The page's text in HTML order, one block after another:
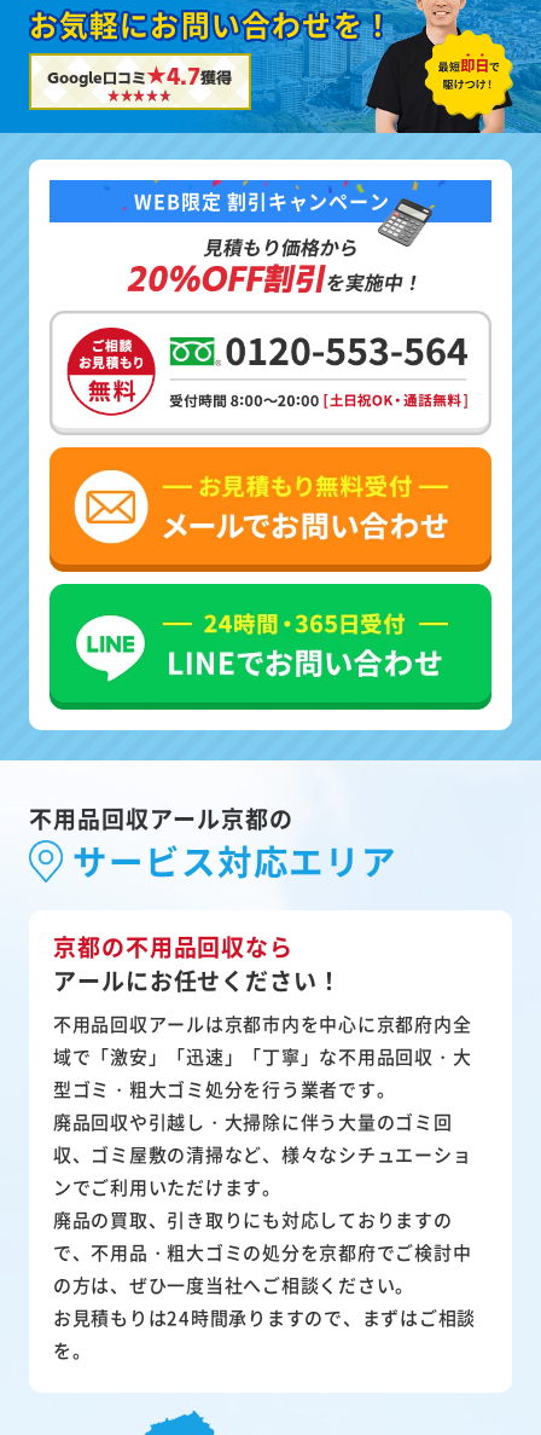
お気軽にお問い合わせを！
Google口コミ★4.7獲得
WEB限定 割引キャンペーン
見積もり価格から
20%OFF割引を実施中！
不用品回収アール京都の
サービス対応エリア
京都の不用品回収なら
アールにお任せください！
不用品回収アールは京都市内を中心に京都府内全
域で「激安」「迅速」「丁寧」な不用品回収・大
型ゴミ・粗大ゴミ処分を行う業者です。
廃品回収や引越し・大掃除に伴う大量のゴミ回
収、ゴミ屋敷の清掃など、様々なシチュエーショ
ンでご利用いただけます。
廃品の買取、引き取りにも対応しておりますの
で、不用品・粗大ゴミの処分を京都府でご検討中
の方は、ぜひ一度当社へご相談ください。
お見積もりは24時間承りますので、まずはご相談
を。